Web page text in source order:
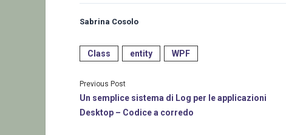
Sabrina Cosolo
Class entity WPF
Previous Post
Un semplice sistema di Log per le applicazioni
Desktop – Codice a corredo